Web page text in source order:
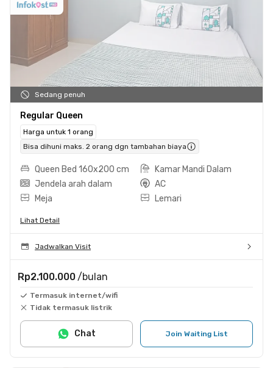
Sedang penuh
Regular Queen
Harga untuk 1 orang
Bisa dihuni maks. 2 orang dgn tambahan biaya
Queen Bed 160x200 cm
Kamar Mandi Dalam
Jendela arah dalam
AC
Meja
Lemari
Lihat Detail
Jadwalkan Visit
Rp2.100.000 /bulan
Termasuk internet/wifi
Tidak termasuk listrik
Join Waiting List
Chat